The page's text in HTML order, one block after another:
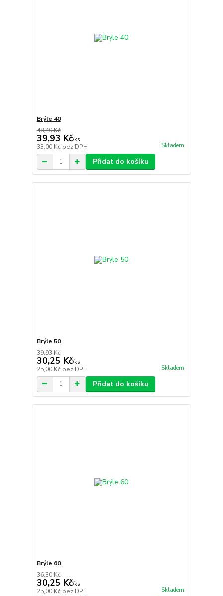
Brýle 40
48,40 Kč
39,93 Kč/ks
33,00 Kč bez DPH Skladem
Přidat do košíku
Brýle 50
39,93 Kč
30,25 Kč/ks
25,00 Kč bez DPH Skladem
Přidat do košíku
Brýle 60
36,30 Kč
30,25 Kč/ks
25,00 Kč bez DPH Skladem